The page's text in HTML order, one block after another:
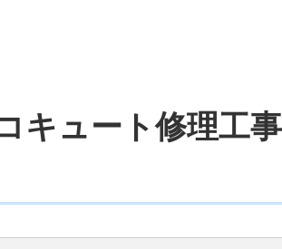
キュート修理工